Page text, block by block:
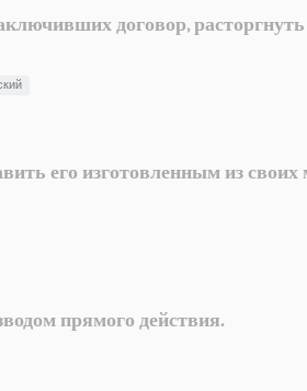
договор,
его изготовленным из
прямого действия.